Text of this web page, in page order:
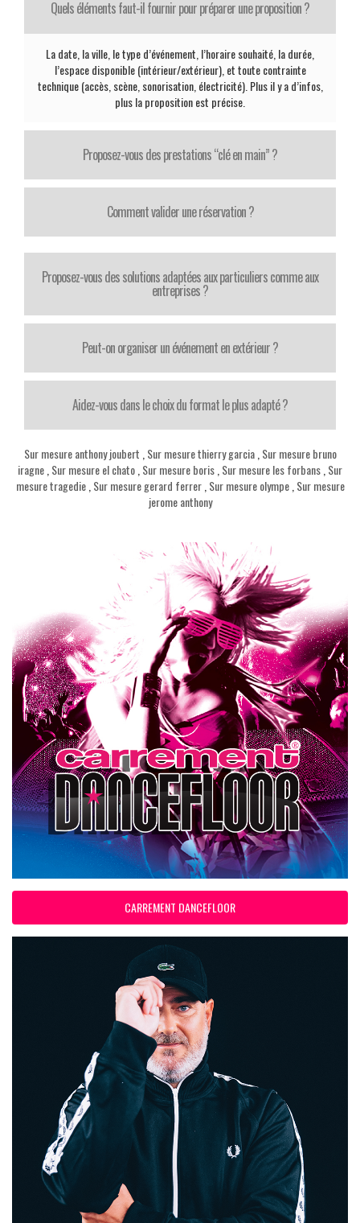
Quels éléments faut-il fournir pour préparer une proposition ?
La date, la ville, le type d’événement, l’horaire souhaité, la durée,
l’espace disponible (intérieur/extérieur), et toute contrainte
technique (accès, scène, sonorisation, électricité). Plus il y a d’infos,
plus la proposition est précise.
Proposez-vous des prestations “clé en main” ?
Comment valider une réservation ?
Proposez-vous des solutions adaptées aux particuliers comme aux
entreprises ?
Peut-on organiser un événement en extérieur ?
Aidez-vous dans le choix du format le plus adapté ?
Sur mesure anthony joubert Sur mesure thierry garcia, Sur mesure bruno
iragne Sur mesure el chato Sur mesure boris Sur mesure les forbans Sur
mesure tragedie, Sur mesure gerard ferrer, Sur mesure olympe, Sur mesure
jerome anthony
CARREMENT DANCEFLOOR